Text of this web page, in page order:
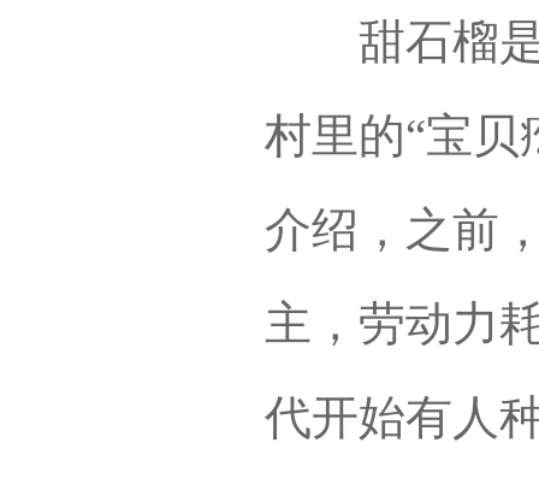
甜石榴是
村里的“宝贝
介绍，之前
主，劳动力
代开始有人